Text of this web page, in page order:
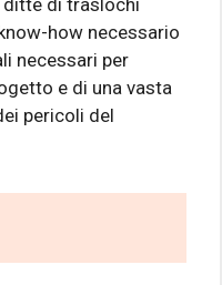
how necessario
necessari per
e di una vasta
pericoli del